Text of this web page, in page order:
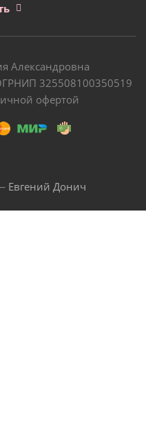
Александровна
325508100350519
офертой
Евгений Донич